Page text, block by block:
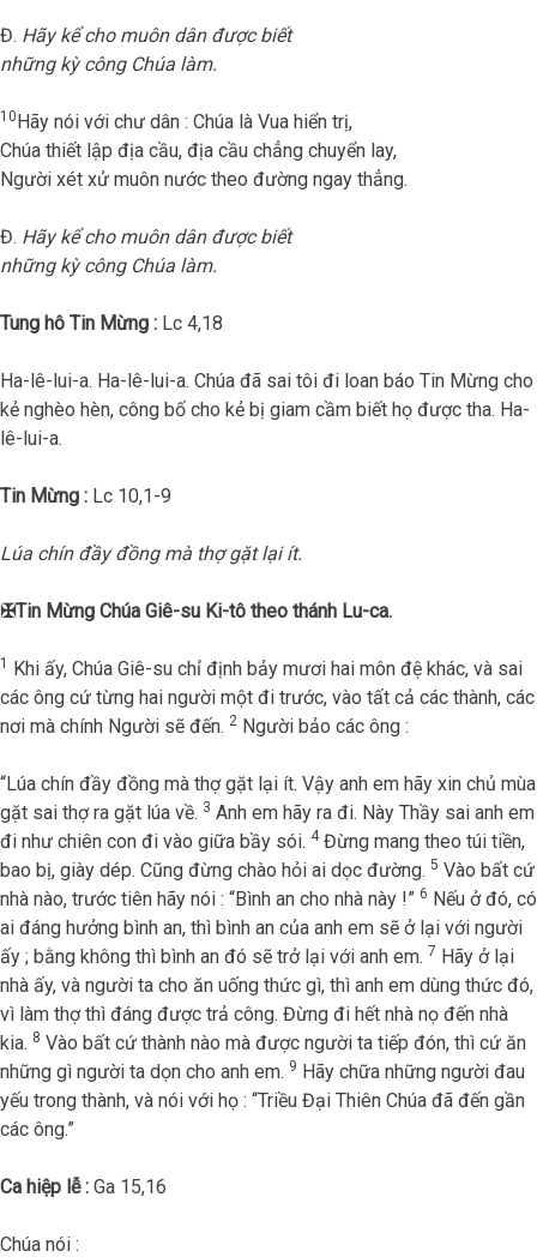
Đ. Hãy kể cho muôn dân được biết
những kỳ công Chúa làm.
10Hãy nói với chư dân : Chúa là Vua hiển trị,
Chúa thiết lập địa cầu, địa cầu chẳng chuyển lay,
Người xét xử muôn nước theo đường ngay thẳng.
Đ. Hãy kể cho muôn dân được biết
những kỳ công Chúa làm.
Tung hô Tin Mừng : Lc 4,18
Ha-lê-lui-a. Ha-lê-lui-a. Chúa đã sai tôi đi loan báo Tin Mừng cho
kẻ nghèo hèn, công bố cho kẻ bị giam cầm biết họ được tha. Ha-
lê-lui-a.
Tin Mừng : Lc 10,1-9
Lúa chín đầy đồng mà thợ gặt lại ít.
✠Tin Mừng Chúa Giê-su Ki-tô theo thánh Lu-ca.
1 Khi ấy, Chúa Giê-su chỉ định bảy mươi hai môn đệ khác, và sai
các ông cứ từng hai người một đi trước, vào tất cả các thành, các
nơi mà chính Người sẽ đến. 2 Người bảo các ông :
“Lúa chín đầy đồng mà thợ gặt lại ít. Vậy anh em hãy xin chủ mùa
gặt sai thợ ra gặt lúa về. 3 Anh em hãy ra đi. Này Thầy sai anh em
đi như chiên con đi vào giữa bầy sói. 4Đừng mang theo túi tiền,
bao bị, giày dép. Cũng đừng chào hỏi ai dọc đường. 5 Vào bất cứ
nhà nào, trước tiên hãy nói : “Bình an cho nhà này !” 6 Nếu ở đó, có
ai đáng hưởng bình an, thì bình an của anh em sẽ ở lại với người
ấy ; bằng không thì bình an đó sẽ trở lại với anh em. 7 Hãy ở lại
nhà ấy, và người ta cho ăn uống thức gì, thì anh em dùng thức đó,
vì làm thợ thì đáng được trả công. Đừng đi hết nhà nọ đến nhà
kia. 8 Vào bất cứ thành nào mà được người ta tiếp đón, thì cứ ăn
những gì người ta dọn cho anh em. 9 Hãy chữa những người đau
yếu trong thành, và nói với họ : “Triều Đại Thiên Chúa đã đến gần
các ông.”
Ca hiệp lễ : Ga 15,16
Chúa nói :